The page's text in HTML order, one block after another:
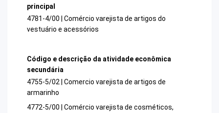
principal
4781-4/00 | Comércio varejista de artigos do
vestuário e acessórios
Código e descrição da atividade econômica
secundária
4755-5/02 | Comercio varejista de artigos de
armarinho
4772-5/00 | Comércio varejista de cosméticos,